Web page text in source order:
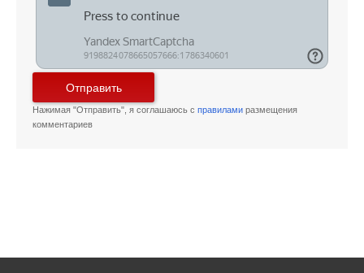
Отправить
Нажимая "Отправить", я соглашаюсь с правилами размещения
комментариев